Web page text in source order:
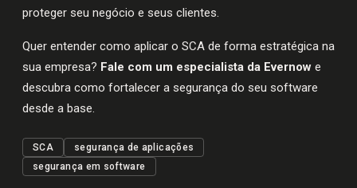
proteger seu negócio e seus clientes.
Quer entender como aplicar o SCA de forma estratégica na
sua empresa? Fale com um especialista da Evernow e
descubra como fortalecer a segurança do seu software
desde a base.
SCA
segurança de aplicações
segurança em software